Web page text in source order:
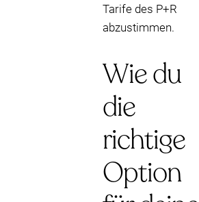
Tarife des P+R
abzustimmen.
Wie du
die
richtige
Option